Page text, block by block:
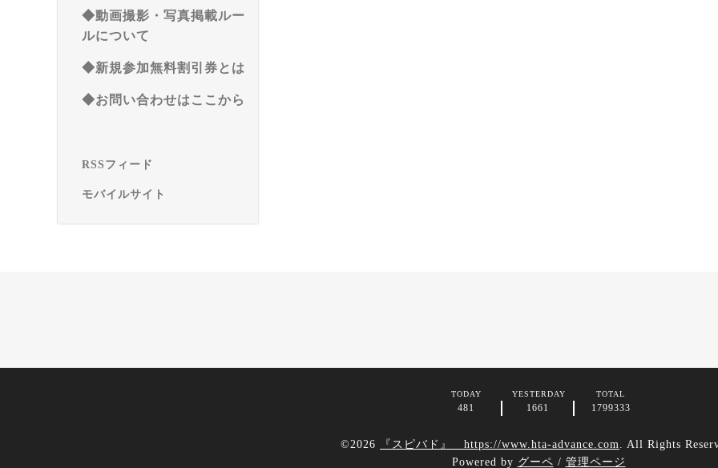
◆動画撮影・写真掲載ルー
ルについて
◆新規参加無料割引券とは
◆お問い合わせはここから
RSSフィード
モバイルサイト
TODAY
481
YESTERDAY
1661
TOTAL
1799333
©2026 『スピバド』 https://www.hta-advance.com. All Rights
Powered by グーペ / 管理ページ